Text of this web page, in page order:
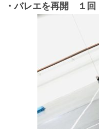
・バレエを再開
１回